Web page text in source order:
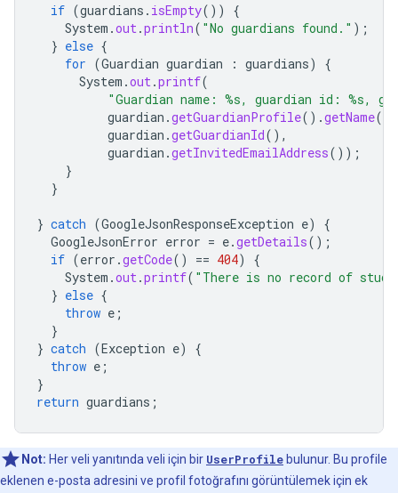
if (guardians . isEmpty())
{
System .out .println( "No guardians found." );
} else {
for (Guardian guardian : guardians)
{
System .out .printf(
"Guardian name: %s, guardian id: %s,
guardian .getGuardianProfile().getName().
guardian .getGuardianId(),
guardian .getInvitedEmailAddress());
}
}
} catch (GoogleJsonResponseException e)
{
GoogleJsonError error = e.getDetails();
if (error .getCode() == 404)
{
System .out .printf( "There is no record of
} else {
throw e ;
}
} catch (Exception e)
{
throw e ;
}
return guardians ;
Not: Her veli yanıtında veli için bir UserProfilebulunur. Bu profile
eklenen e-posta adresini ve profil fotoğrafını görüntülemek için ek